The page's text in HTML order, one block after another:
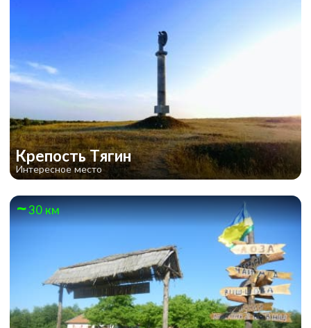
Крепость Тягин
Интересное место
30 км